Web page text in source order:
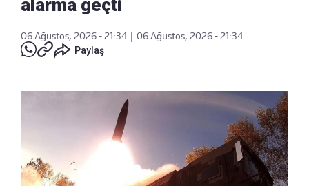
alarma geçti
06 Ağustos, 2026 - 21:34
06 Ağustos, 2026 - 21:34
Paylaş